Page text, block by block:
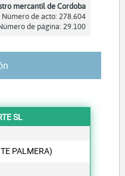
mercantil de Cordoba
Número de acto: 278.604
de página: 29.100
SL
PALMERA)